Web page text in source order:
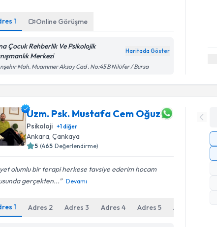
1 Online Görüşme
Çocuk Rehberlik Ve Psikolojik
Merkezi
Haritada Göster
Mah. Muammer Aksoy Cad . No:45 B Nilüfer / Bursa
Uzm. Psk. Mustafa Cem Oğuz
Psikoloji +1diğer
Ankara, Çankaya
5 (465 Değerlendirme)
olumlu bir terapi herkese tavsiye ederim hocam
gerçekten...
Devamı
1 Adres 2 Adres3 Adres4 Adres5 Adres